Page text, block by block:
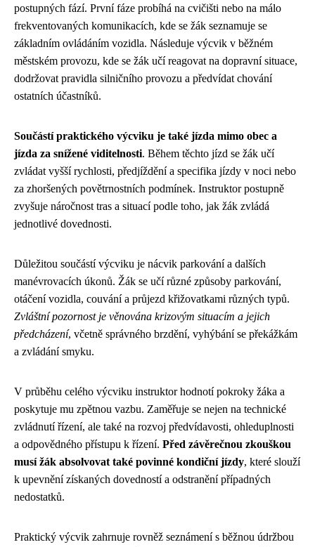
postupných fází. První fáze probíhá na cvičišti nebo na málo
frekventovaných komunikacích, kde se žák seznamuje se
základním ovládáním vozidla. Následuje výcvik v běžném
městském provozu, kde se žák učí reagovat na dopravní situace,
dodržovat pravidla silničního provozu a předvídat chování
ostatních účastníků.
Součástí praktického výcviku je také jízda mimo obec a
jízda za snížené viditelnosti. Během těchto jízd se žák učí
zvládat vyšší rychlosti, předjíždění a specifika jízdy v noci nebo
za zhoršených povětrnostních podmínek. Instruktor postupně
zvyšuje náročnost tras a situací podle toho, jak žák zvládá
jednotlivé dovednosti.
Důležitou součástí výcviku je nácvik parkování a dalších
manévrovacích úkonů. Žák se učí různé způsoby parkování,
otáčení vozidla, couvání a průjezd křižovatkami různých typů.
Zvláštní pozornost je věnována krizovým situacím a jejich
předcházení, včetně správného brzdění, vyhýbání se překážkám
a zvládání smyku.
V průběhu celého výcviku instruktor hodnotí pokroky žáka a
poskytuje mu zpětnou vazbu. Zaměřuje se nejen na technické
zvládnutí řízení, ale také na rozvoj předvídavosti, ohleduplnosti
a odpovědného přístupu k řízení. Před závěrečnou zkouškou
musí žák absolvovat také povinné kondiční jízdy, které slouží
k upevnění získaných dovedností a odstranění případných
nedostatků.
Praktický výcvik zahrnuje rovněž seznámení s běžnou údržbou